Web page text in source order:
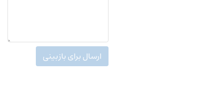
ارسال برای بازبینی